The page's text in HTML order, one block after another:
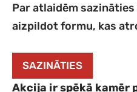
Par atlaidēm sazināties
aizpildot formu, kas
SAZINĀTIES
Akcija ir spēkā kamēr